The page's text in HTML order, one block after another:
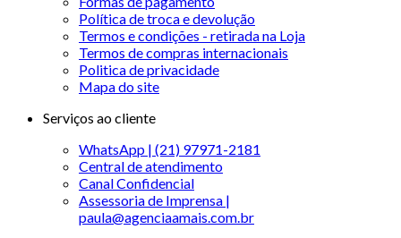
Política de troca e devolução
Termos e condições - retirada na Loja
Termos de compras internacionais
Politica de privacidade
Mapa do site
Serviços ao cliente
WhatsApp | (21) 97971-2181
Central de atendimento
Canal Confidencial
Assessoria de Imprensa |
paula@agenciaamais.com.br